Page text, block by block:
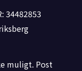
34482853
muligt. Post